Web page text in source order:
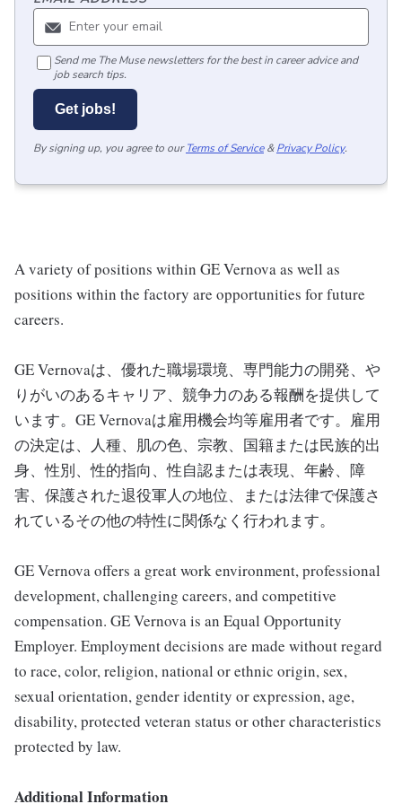
Send me The Muse newsletters for the best in career advice and
job search tips.
Get jobs!
By signing up, you agree to our Terms of Service & Privacy Policy.
A variety of positions within GE Vernova as well as
positions within the factory are opportunities for future
careers.
GE Vernovaは、優れた職場環境、専門能力の開発、や
りがいのあるキャリア、競争力のある報酬を提供して
います。GE Vernovaは雇用機会均等雇用者です。雇用
の決定は、人種、肌の色、宗教、国籍または民族的出
身、性別、性的指向、性自認または表現、年齢、障
害、保護された退役軍人の地位、または法律で保護さ
れているその他の特性に関係なく行われます。
GE Vernova offers a great work environment, professional
development, challenging careers, and competitive
compensation. GE Vernova is an Equal Opportunity
Employer. Employment decisions are made without regard
to race, color, religion, national or ethnic origin, sex,
sexual orientation, gender identity or expression, age,
disability, protected veteran status or other characteristics
protected by law.
Additional Information